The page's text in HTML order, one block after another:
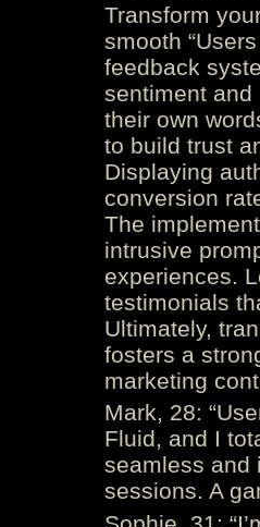
Transform
smooth
feedback
sentiment and
their own
to build trust
Displaying
conversion
The
intrusive
experiences.
testimonials
Ultimately,
fosters a
marketing
Mark, 28:
Fluid, and I
seamless and
sessions. A